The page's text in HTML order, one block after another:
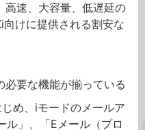
高速、大容量、低遅延の
けに提供される割安な
必要な機能が揃っている
め、iモードのメールア
ル」、「Eメール（プロ